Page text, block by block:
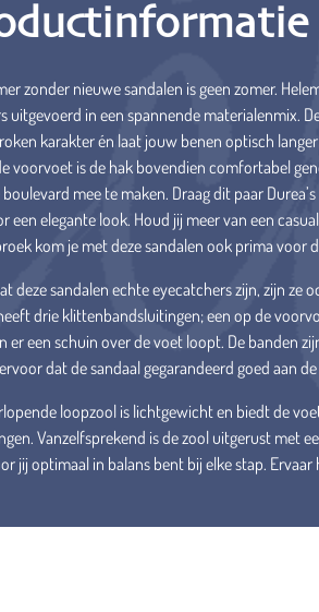
zonder nieuwe sandalen is geen zomer.
uitgevoerd in een spannende materialenmix.
karakter én laat jouw benen optisch
voorvoet is de hak bovendien comfortabel
mee te maken. Draag dit paar
een elegante look. Houd jij meer van een
kom je met deze sandalen ook prima voor
deze sandalen echte eyecatchers zijn, zijn ze
drie klittenbandsluitingen; een op de
er een schuin over de voet loopt. De banden
dat de sandaal gegarandeerd goed aan
loopzool is lichtgewicht en biedt de
Vanzelfsprekend is de zool uitgerust met
jij optimaal in balans bent bij elke stap. Ervaar